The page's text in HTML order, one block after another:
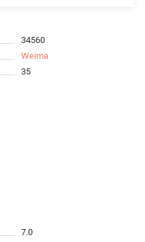
34560
Weima
35
7.0